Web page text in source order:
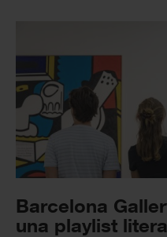
Barcelona
una playlist